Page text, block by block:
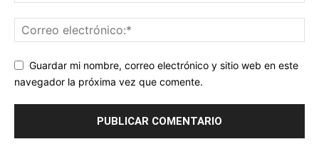
Guardar mi nombre, correo electrónico y sitio web en este
navegador la próxima vez que comente.